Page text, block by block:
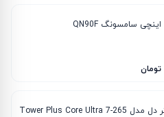
کیس کامپیوتر دل مدل Tower Plus Core Ultra 7-265